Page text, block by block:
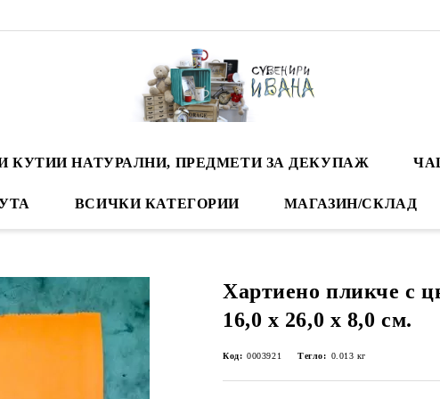
КУТИИ НАТУРАЛНИ, ПРЕДМЕТИ ЗА ДЕКУПАЖ
ВСИЧКИ КАТЕГОРИИ МАГАЗИН/СКЛАД
Хартиено пликче с
16,0 х 26,0 х 8,0 см.
Код: 0003921 Тегло: 0.013 кг